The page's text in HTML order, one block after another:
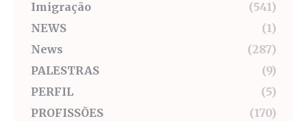
Imigração
(541)
NEWS
(1)
News
(287)
PALESTRAS
(9)
PERFIL
(5)
PROFISSÕES
(170)